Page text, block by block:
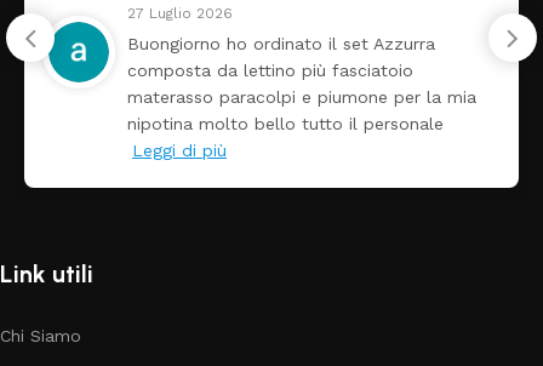
Tutti perfetto! Ho ordinato un
arrivato ben imballato dopo
Prezzo ottimi rispetto la
Link utili
Chi Siamo